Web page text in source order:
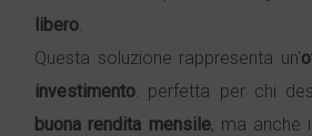
libero.
Questa soluzione rappresenta un'
investimento: perfetta per chi
buona rendita mensile, ma anche